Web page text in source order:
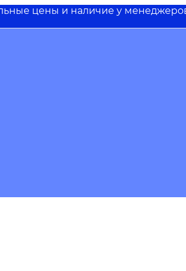
цены и наличие у